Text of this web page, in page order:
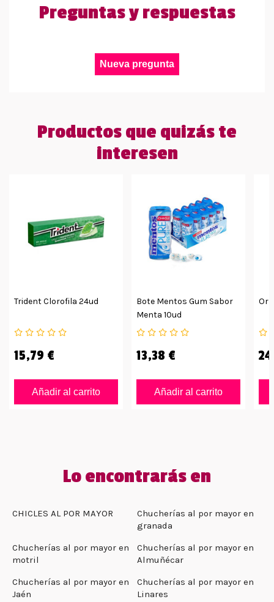
Preguntas y respuestas
Nueva pregunta
Productos que quizás te
interesen
Trident Clorofila 24ud
15,79 €
Añadir al carrito
Bote Mentos Gum Sabor
Menta 10ud
13,38 €
Añadir al carrito
Lo encontrarás en
CHICLES AL POR MAYOR
Chucherías al por mayor en
granada
Chucherías al por mayor en
motril
Chucherías al por mayor en
Almuñécar
Chucherías al por mayor en
Jaén
Chucherías al por mayor en
Linares